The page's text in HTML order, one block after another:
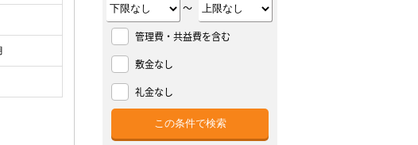
～
管理費・共益費を含む
敷金なし
礼金なし